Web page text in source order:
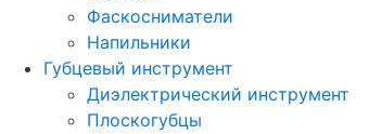
Фаскосниматели
Напильники
Губцевый инструмент
Диэлектрический инструмент
Плоскогубцы